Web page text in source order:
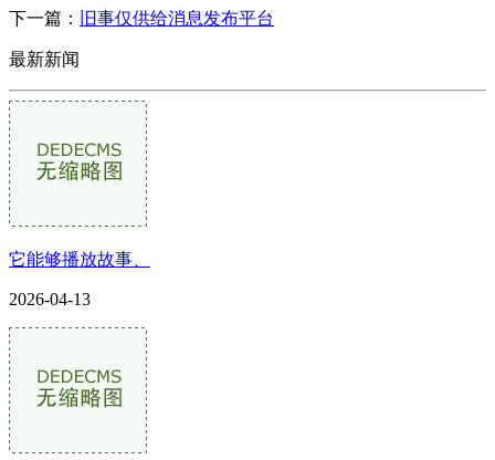
下一篇： 旧事仅供给消息发布平台
最新新闻
它能够播放故事、
2026-04-13